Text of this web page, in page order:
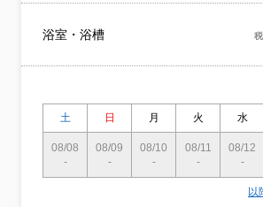
お試しください！おそうじ
浴室・浴槽
土 日 月 火 水
08/08
-
08/09
-
08/10
-
08/11
-
08/12
-
以